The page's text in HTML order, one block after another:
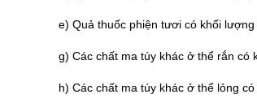
e) Quả thuốc phiện tươi có khối
g) Các chất ma túy khác ở thể rắn
h) Các chất ma túy khác ở thể lỏng